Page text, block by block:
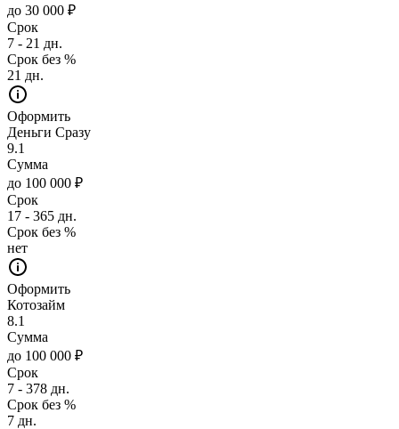
до 30 000 ₽
Срок
7 - 21 дн.
Срок без %
21 дн.
Оформить
Деньги Сразу
9.1
Сумма
до 100 000 ₽
Срок
17 - 365 дн.
Срок без %
нет
Оформить
Котозайм
8.1
Сумма
до 100 000 ₽
Срок
7 - 378 дн.
Срок без %
7 дн.